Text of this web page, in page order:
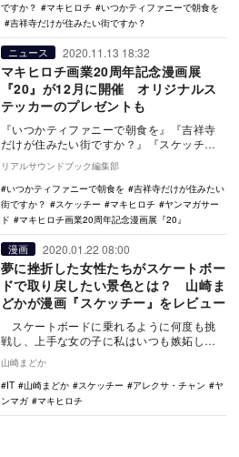
ですか？
マキヒロチ
いつかティファニーで朝食を
吉祥寺だけが住みたい街ですか？
ニュース 2020.11.13 18:32
マキヒロチ画業20周年記念漫画展
『20』が12月に開催 オリジナルス
テッカーのプレゼントも
『いつかティファニーで朝食を』『吉祥寺
だけが住みたい街ですか？』『スケッチ
ー』に代表される漫画家・マキヒロチの、
画業20周年を記…
リアルサウンドブック編集部
いつかティファニーで朝食を
吉祥寺だけが住みたい
街ですか？
スケッチー マキヒロチ
ヤンマガサー
ド
マキヒロチ画業20周年記念漫画展『20』
漫画 2020.01.22 08:00
夢に挫折した女性たちがスケートボー
ドで取り戻したい景色とは？ 山崎ま
どかが漫画『スケッチー』をレビュー
スケートボードに乗れるように何度も挑
戦し、上手な女の子に私はいつも嫉妬して
覚、そして…
山崎まどか
IT
山崎まどか スケッチー アレクサ・チャン
ヤ
ンマガ
マキヒロチ